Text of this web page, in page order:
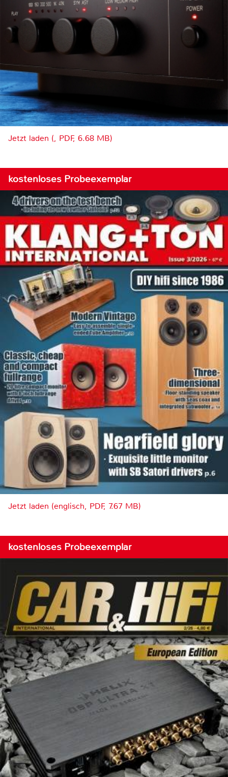
Jetzt laden (, PDF, 6.68 MB)
kostenloses Probeexemplar
Jetzt laden (englisch, PDF, 7.67 MB)
kostenloses Probeexemplar